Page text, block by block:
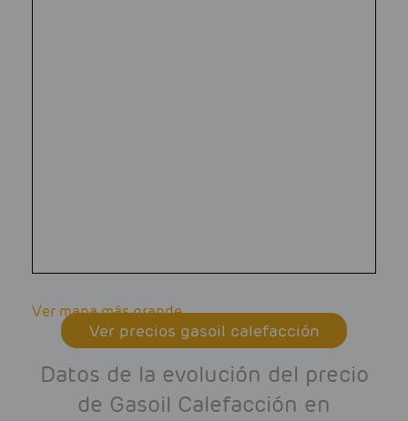
Ver mapa más grande
Ver precios gasoil calefacción
Datos de la evolución del precio
de Gasoil Calefacción en